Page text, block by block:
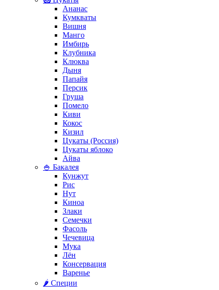
Ананас
Кумкваты
Вишня
Манго
Имбирь
Клубника
Клюква
Дыня
Папайя
Персик
Груша
Помело
Киви
Кокос
Кизил
Цукаты (Россия)
Цукаты яблоко
Айва
🍚 Бакалея
Кунжут
Рис
Нут
Киноа
Злаки
Семечки
Фасоль
Чечевица
Мука
Лён
Консервация
Варенье
🌶️ Специи